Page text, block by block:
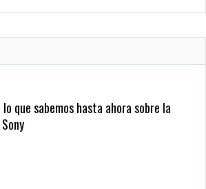
Call of Duty 2021 aparentemente ya fue
que sabemos hasta ahora sobre la